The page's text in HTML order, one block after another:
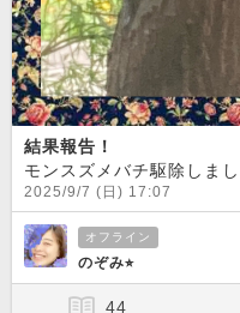
結果報告！
2025/9/7 (日) 17:07
オフライン
のぞみ⭐︎
44